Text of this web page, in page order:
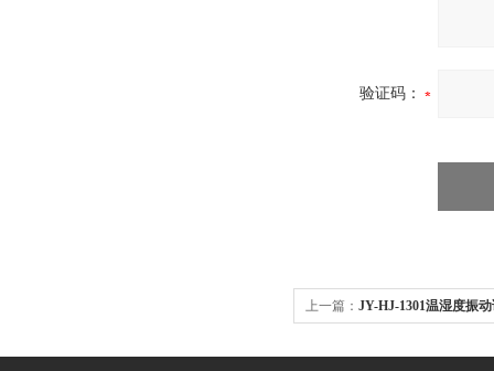
验证码：
上一篇： JY-HJ-1301温湿度振